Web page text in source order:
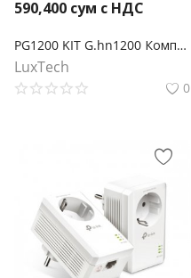
590,400 сум с НДС
PG1200 KIT G.hn1200 Комплект гигабитных Powerline-адаптеров
LuxTech
0